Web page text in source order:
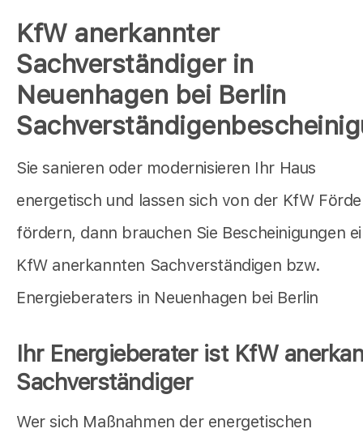
KfW anerkannter
Sachverständiger in
Neuenhagen bei Berlin
Sie sanieren oder modernisieren Ihr Haus
energetisch und lassen sich von der KfW
fördern, dann brauchen Sie Bescheinigungen
KfW anerkannten Sachverständigen bzw.
Energieberaters in Neuenhagen bei Berlin
Ihr Energieberater ist KfW
Sachverständiger
Wer sich Maßnahmen der energetischen